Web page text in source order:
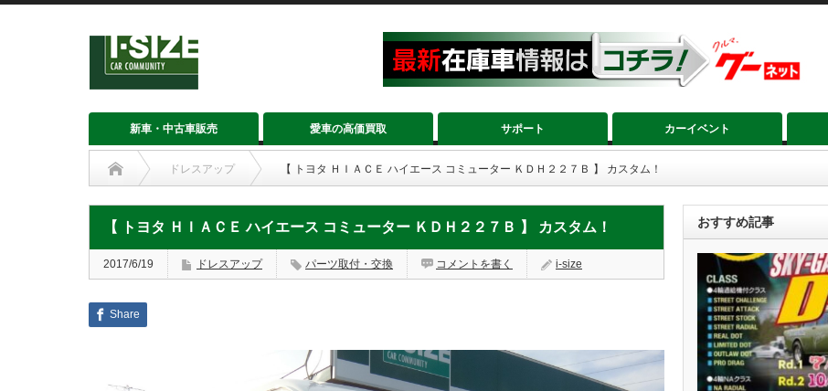
新車・中古車販売 愛車の高価買取 サポート カーイベント
ドレスアップ 【 トヨタ ＨＩＡＣＥ ハイエース コミューター ＫＤＨ２２７Ｂ 】 カスタム！
【 トヨタ ＨＩＡＣＥ ハイエース コミューター ＫＤＨ２２７Ｂ 】 カスタム！
2017/6/19 ドレスアップ パーツ取付・交換 コメントを書く i-size
Share
おすすめ記事